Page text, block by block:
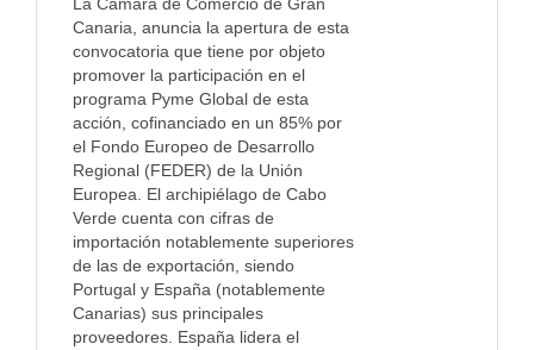
La Cámara de Comercio de Gran
Canaria, anuncia la apertura de esta
convocatoria que tiene por objeto
promover la participación en el
programa Pyme Global de esta
acción, cofinanciado en un 85% por
el Fondo Europeo de Desarrollo
Regional (FEDER) de la Unión
Europea. El archipiélago de Cabo
Verde cuenta con cifras de
importación notablemente superiores
de las de exportación, siendo
Portugal y España (notablemente
Canarias) sus principales
proveedores. España lidera el